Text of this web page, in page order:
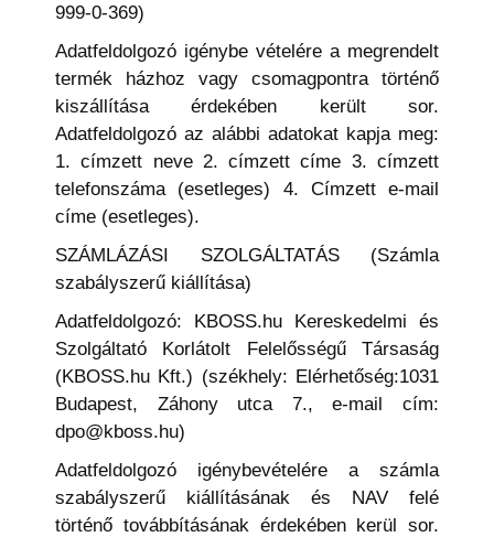
999-0-369)
Adatfeldolgozó igénybe vételére a megrendelt
termék házhoz vagy csomagpontra történő
kiszállítása érdekében került sor.
Adatfeldolgozó az alábbi adatokat kapja meg:
1. címzett neve 2. címzett címe 3. címzett
telefonszáma (esetleges) 4. Címzett e-mail
címe (esetleges).
SZÁMLÁZÁSI SZOLGÁLTATÁS (Számla
szabályszerű kiállítása)
Adatfeldolgozó: KBOSS.hu Kereskedelmi és
Szolgáltató Korlátolt Felelősségű Társaság
(KBOSS.hu Kft.) (székhely: Elérhetőség:1031
Budapest, Záhony utca 7., e-mail cím:
dpo@kboss.hu)
Adatfeldolgozó igénybevételére a számla
szabályszerű kiállításának és NAV felé
történő továbbításának érdekében kerül sor.